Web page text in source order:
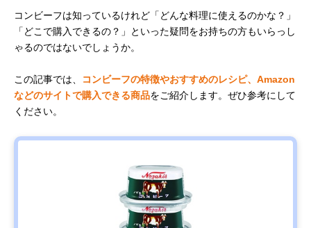
コンビーフは知っているけれど「どんな料理に使えるのかな？」
「どこで購入できるの？」といった疑問をお持ちの方もいらっし
ゃるのではないでしょうか。
この記事では、
コンビーフの特徴やおすすめのレシピ、Amazon
などのサイトで購入できる商品をご紹介します。ぜひ参考にして
ください。